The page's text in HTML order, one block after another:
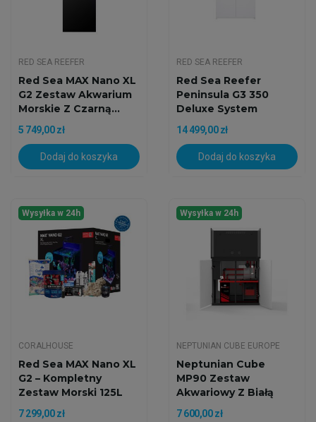
RED SEA REEFER
Red Sea MAX Nano XL
G2 Zestaw Akwarium
Morskie Z Czarną...
5 749,00 zł
Dodaj do koszyka
RED SEA REEFER
Red Sea Reefer
Peninsula G3 350
Deluxe System
Zestaw...
14 499,00 zł
Dodaj do koszyka
Wysyłka w 24h
CORALHOUSE
Red Sea MAX Nano XL
G2 – Kompletny
Zestaw Morski 125L
Z...
7 299,00 zł
Wysyłka w 24h
NEPTUNIAN CUBE EUROPE
Neptunian Cube
MP90 Zestaw
Akwariowy Z Białą
Szafką
7 600,00 zł